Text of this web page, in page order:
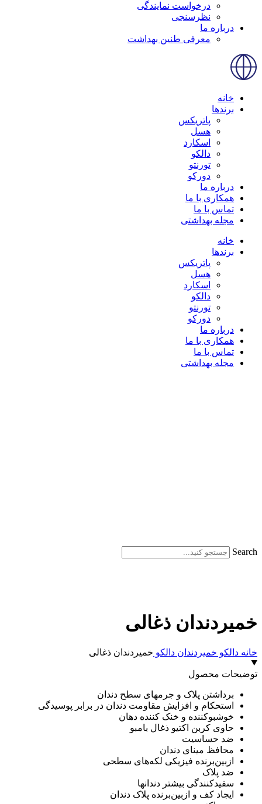
درخواست نمایندگی
نظرسنجی
درباره ما
معرفی طنین بهداشت
خانه
برندها
پاتریکس
هسل
اسکارد
دالکو
تورنتو
دورکو
درباره ما
همکاری با ما
تماس با ما
مجله بهداشتی
خانه
برندها
پاتریکس
هسل
اسکارد
دالکو
تورنتو
دورکو
درباره ما
همکاری با ما
تماس با ما
مجله بهداشتی
Search
خمیردندان ذغالی
خانه دالکو خمیردندان دالکو خمیردندان ذغالی
توضیحات محصول
برداشتن پلاک و جرمهای سطح دندان
استحکام و افزایش مقاومت دندان در برابر پوسیدگی
خوشبوکننده و خنک کننده دهان
حاوی کربن اکتیو ذغال بامبو
ضد حساسیت
محافظ مینای دندان
ازبین‌برنده فیزیکی لکه‌های سطحی
ضد پلاک
سفیدکنندگی بیشتر دندانها
ایجاد کف و ازبین‌برنده پلاک دندان